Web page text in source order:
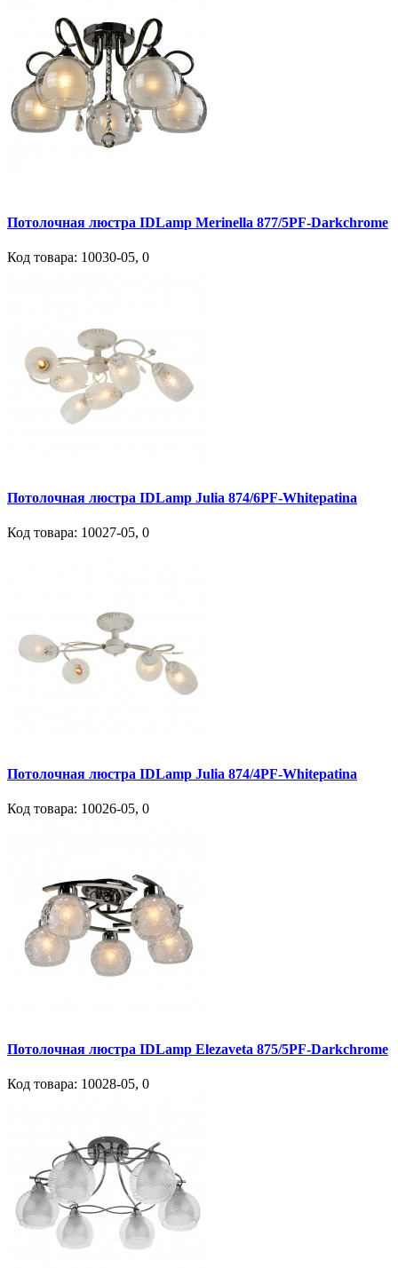
Потолочная люстра IDLamp Merinella 877/5PF-Darkchrome
Код товара: 10030-05, 0
Потолочная люстра IDLamp Julia 874/6PF-Whitepatina
Код товара: 10027-05, 0
Потолочная люстра IDLamp Julia 874/4PF-Whitepatina
Код товара: 10026-05, 0
Потолочная люстра IDLamp Elezaveta 875/5PF-Darkchrome
Код товара: 10028-05, 0